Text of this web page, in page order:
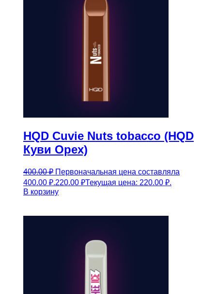
HQD Cuvie Nuts tobacco (HQD
Куви Орех)
400.00₽ Первоначальная цена составляла
400.00 ₽.220.00 ₽Текущая цена: 220.00 ₽.
В корзину